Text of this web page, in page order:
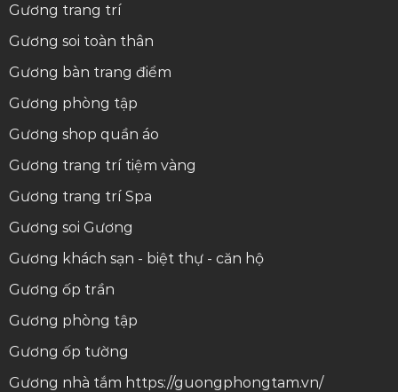
Gương trang trí
Gương soi toàn thân
Gương bàn trang điểm
Gương phòng tập
Gương shop quần áo
Gương trang trí tiệm vàng
Gương trang trí Spa
Gương soi Gương
Gương khách sạn - biệt thự - căn hộ
Gương ốp trần
Gương phòng tập
Gương ốp tường
Gương nhà tắm https://guongphongtam.vn/